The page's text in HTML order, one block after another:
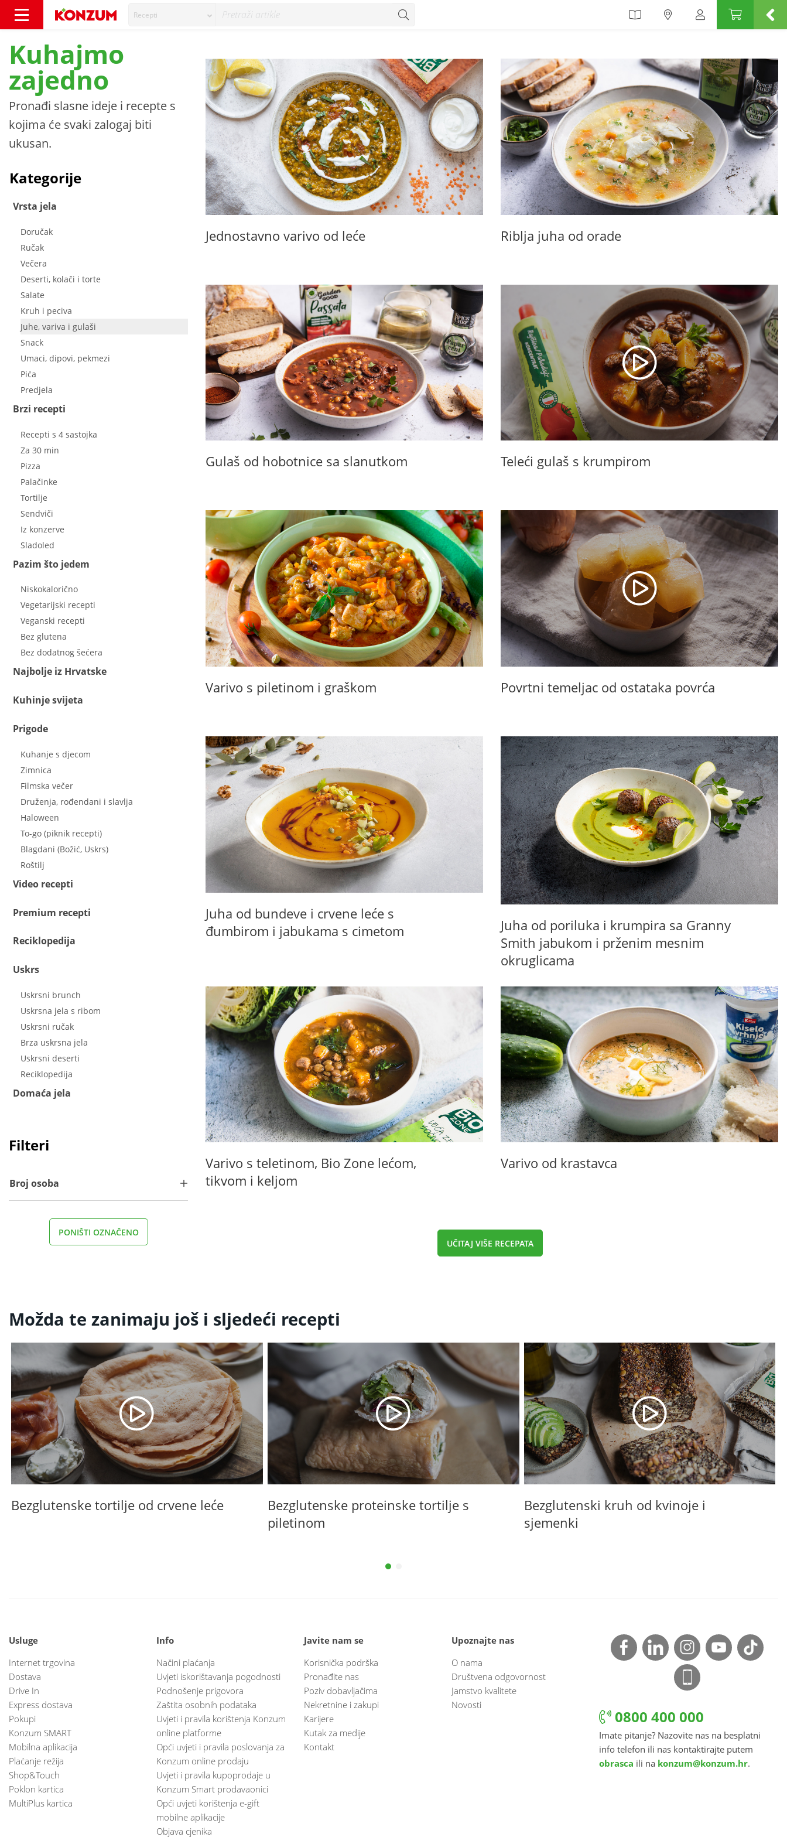
Recepti
Kuhajmo
zajedno
Pronađi slasne ideje i recepte s
kojima će svaki zalogaj biti
ukusan.
Kategorije
Vrsta jela
Doručak
Ručak
Večera
Deserti, kolači i torte
Salate
Kruh i peciva
Juhe, variva i gulaši
Snack
Umaci, dipovi, pekmezi
Pića
Predjela
Brzi recepti
Recepti s 4 sastojka
Za 30 min
Pizza
Palačinke
Tortilje
Sendviči
Iz konzerve
Sladoled
Pazim što jedem
Niskokalorično
Vegetarijski recepti
Veganski recepti
Bez glutena
Bez dodatnog šećera
Najbolje iz Hrvatske
Kuhinje svijeta
Prigode
Kuhanje s djecom
Zimnica
Filmska večer
Druženja, rođendani i slavlja
Haloween
To-go (piknik recepti)
Blagdani (Božić, Uskrs)
Roštilj
Video recepti
Premium recepti
Reciklopedija
Uskrs
Uskrsni brunch
Uskrsna jela s ribom
Uskrsni ručak
Brza uskrsna jela
Uskrsni deserti
Reciklopedija
Domaća jela
Filteri
Broj osoba
PONIŠTI OZNAČENO
Jednostavno varivo od leće Riblja juha od orade
Gulaš od hobotnice sa slanutkom Teleći gulaš s krumpirom
Varivo s piletinom i graškom Povrtni temeljac od ostataka povrća
Juha od bundeve i crvene leće s
đumbirom i jabukama s cimetom
Juha od poriluka i krumpira sa Granny
Smith jabukom i prženim mesnim
okruglicama
Varivo s teletinom, Bio Zone lećom,
tikvom i keljom
Varivo od krastavca
UČITAJ VIŠE RECEPATA
Možda te zanimaju još i sljedeći recepti
Bezglutenske tortilje od crvene leće
Bezglutenske proteinske tortilje s
piletinom
Bezglutenski kruh od kvinoje i
sjemenki
Usluge
Internet trgovina
Dostava
Drive In
Express dostava
Pokupi
Konzum SMART
Mobilna aplikacija
Plaćanje režija
Shop&Touch
Poklon kartica
MultiPlus kartica
Info
Načini plaćanja
Uvjeti iskorištavanja pogodnosti
Podnošenje prigovora
Zaštita osobnih podataka
Uvjeti i pravila korištenja Konzum
online platforme
Opći uvjeti i pravila poslovanja za
Konzum online prodaju
Uvjeti i pravila kupoprodaje u
Konzum Smart prodavaonici
Opći uvjeti korištenja e-gift
mobilne aplikacije
Objava cjenika
Javite nam se
Korisnička podrška
Pronađite nas
Poziv dobavljačima
Nekretnine i zakupi
Karijere
Kutak za medije
Kontakt
Upoznajte nas
O nama
Društvena odgovornost
Jamstvo kvalitete
Novosti
0800 400 000
Imate pitanje? Nazovite nas na besplatni
info telefon ili nas kontaktirajte putem
obrasca ili na konzum@konzum.hr.